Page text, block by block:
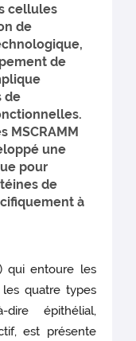
cellules
de
de
de
MSCRAMM
une
pour
de
à
qui entoure les
quatre types
épithélial,
est présente